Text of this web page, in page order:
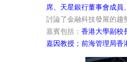
席、天星銀行董事會成員
討論了金融科技發展的趨
嘉賓包括： 香港大學副校
嘉因教授；前海管理局香